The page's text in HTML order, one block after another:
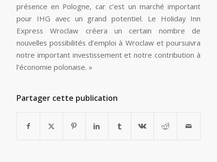
présence en Pologne, car c’est un marché important
pour IHG avec un grand potentiel. Le Holiday Inn
Express Wroclaw créera un certain nombre de
nouvelles possibilités d’emploi à Wroclaw et poursuivra
notre important investissement et notre contribution à
l’économie polonaise. »
Partager cette publication